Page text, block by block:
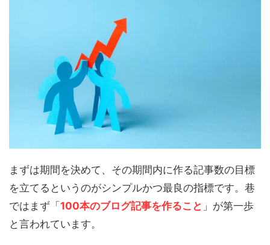
まずは期間を決めて、その期間内に作る記事数の目標
を立てるというのがシンプルかつ最良の指標です。巷
ではまず「 100本のブログ記事を作ること 」が第一歩
と言われています。